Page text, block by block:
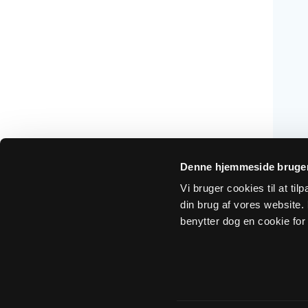
Denne hjemmeside
Vi bruger cookies til at
din brug af vores
benytter dog en cookie